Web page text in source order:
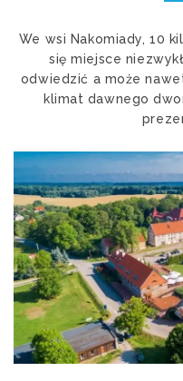
We wsi Nakomiady, 10
się miejsce
odwiedzić a może
klimat dawnego